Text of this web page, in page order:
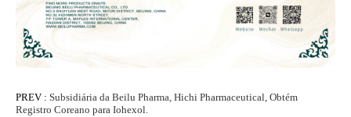
PREV : Subsidiária da Beilu Pharma, Hichi Pharmaceutical, Obtém
Registro Coreano para Iohexol.